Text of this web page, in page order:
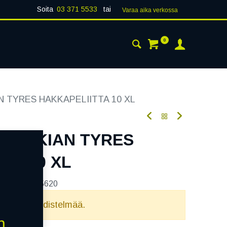
Soita 03 371 5533 tai Varaa aika verk​​​​ossa
0
TYRES HAKKAPELIITTA 10 XL
NOKIAN TYRES
10 XL
265620
yhdistelmää.